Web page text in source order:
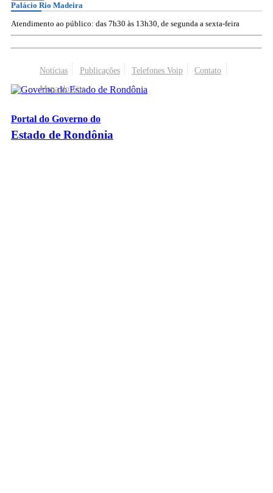
Palácio Rio Madeira
Atendimento ao público: das 7h30 às 13h30, de segunda a sexta-feira
Notícias Publicações Telefones Voip
Contato
Mapa do Site
Portal do Governo do
Estado de Rondônia